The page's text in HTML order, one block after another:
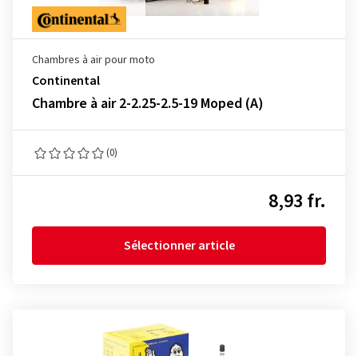
Chambres à air pour moto
Continental
Chambre à air 2-2.25-2.5-19 Moped (A)
(0)
8,93 fr.
Sélectionner article